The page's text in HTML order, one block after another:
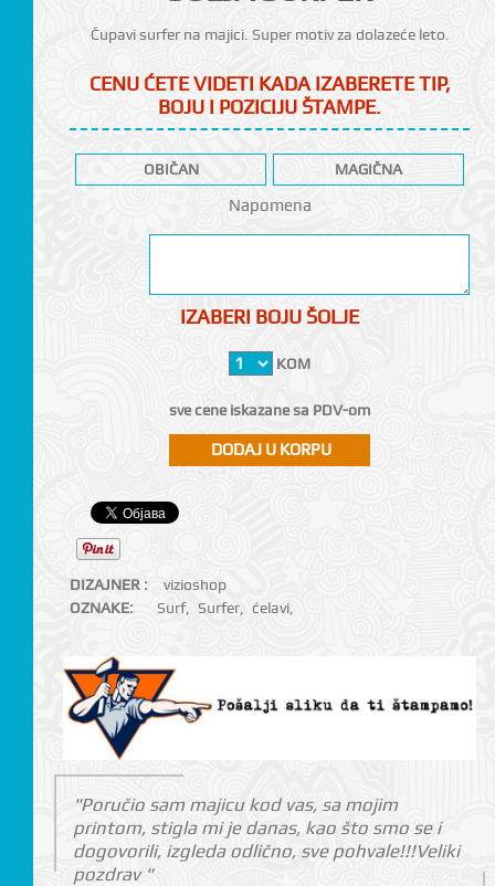
Čupavi surfer na majici. Super motiv za dolazeće leto.
CENU ĆETE VIDETI KADA IZABERETE TIP,
BOJU I POZICIJU ŠTAMPE.
OBIČAN MAGIČNA
Napomena
IZABERI BOJU ŠOLJE
KOM
sve cene iskazane sa PDV-om
DIZAJNER :
vizioshop
OZNAKE:
Surf, Surfer, ćelavi,
"Poručio sam majicu kod vas, sa mojim
printom, stigla mi je danas, kao što smo se i
dogovorili, izgleda odlično, sve pohvale!!!Veliki
pozdrav "